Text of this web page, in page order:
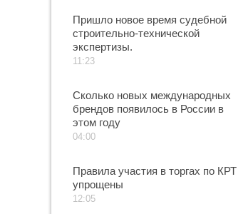
Пришло новое время судебной
строительно-технической
экспертизы.
11:23
Сколько новых международных
брендов появилось в России в
этом году
04:00
Правила участия в торгах по КРТ
упрощены
12:05